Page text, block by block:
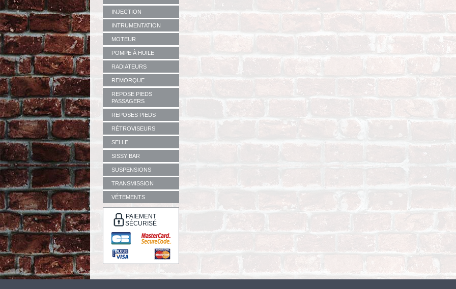
INJECTION
INTRUMENTATION
MOTEUR
POMPE À HUILE
RADIATEURS
REMORQUE
REPOSE PIEDS
PASSAGERS
REPOSES PIEDS
RÉTROVISEURS
SELLE
SISSY BAR
SUSPENSIONS
TRANSMISSION
VÉTEMENTS
PAIEMENT
SÉCURISÉ